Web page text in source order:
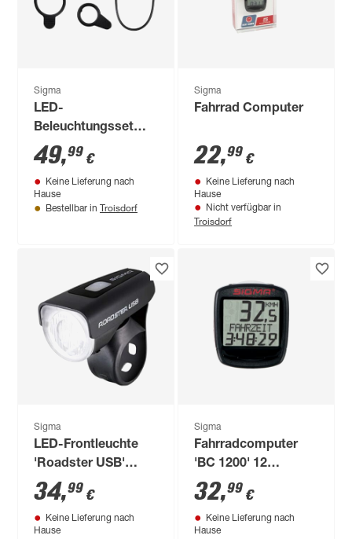
Sigma
LED-
Beleuchtungsset
'Roadster
USB/Nugget II USB'
5-teilig
49,99 €
Keine Lieferung nach
Hause
Bestellbar in Troisdorf
Sigma
Fahrrad Computer
22,99 €
Keine Lieferung nach
Hause
Nicht verfügbar in
Troisdorf
Sigma
LED-Frontleuchte
'Roadster USB'
schwarz 25 LUX
34,99 €
Keine Lieferung nach
Hause
Sigma
Fahrradcomputer
'BC 1200' 12
Funktionen schwarz
32,99 €
Keine Lieferung nach
Hause